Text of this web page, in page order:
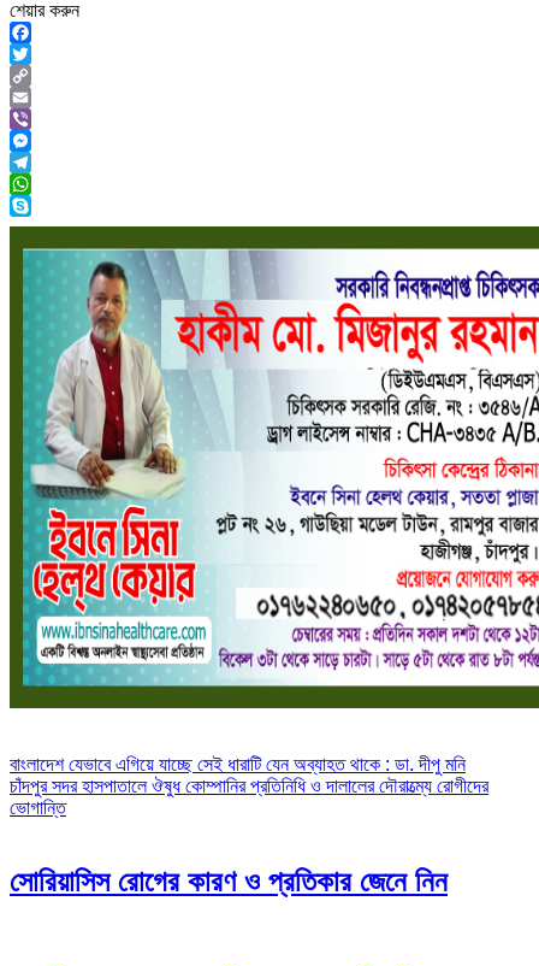
শেয়ার করুন
Facebook
Twitter
Copy
Link
Email
Viber
Messenger
Telegram
WhatsApp
Skype
Post
navigation
বাংলাদেশ যেভাবে এগিয়ে যাচ্ছে সেই ধারাটি যেন অব্যাহত থাকে : ডা. দীপু মনি
চাঁদপুর সদর হাসপাতালে ঔষুধ কোম্পানির প্রতিনিধি ও দালালের দৌরাত্ম্যে রোগীদের
ভোগান্তি
সোরিয়াসিস রোগের কারণ ও প্রতিকার জেনে নিন